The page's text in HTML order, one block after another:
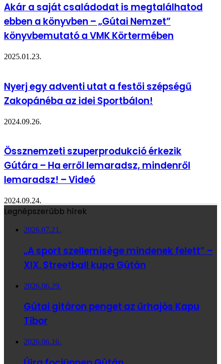
Akár a saját családodat is megtalálhatod
ebben a könyvben – „Gútai Nemzet”
könyvbemutató a VMK Körtermében
2025.01.23.
Nyerj egy adventi utat a festői szépségű
Zakopánéba az idei Sportbálon!
2024.09.26.
Össznemzeti szuperprodukció érkezik
Gútára – Ha erről lemaradsz, mindenről
lemaradsz! – Videó
2024.09.24.
Legnépszerűbb hírek
2026.07.21.
„A sport szellemisége mindenek felett” –
XIX. Streetball kupa Gútán
2026.06.29.
Gútai gitáron penget az űrhajós Kapu
Tibor
2026.06.16.